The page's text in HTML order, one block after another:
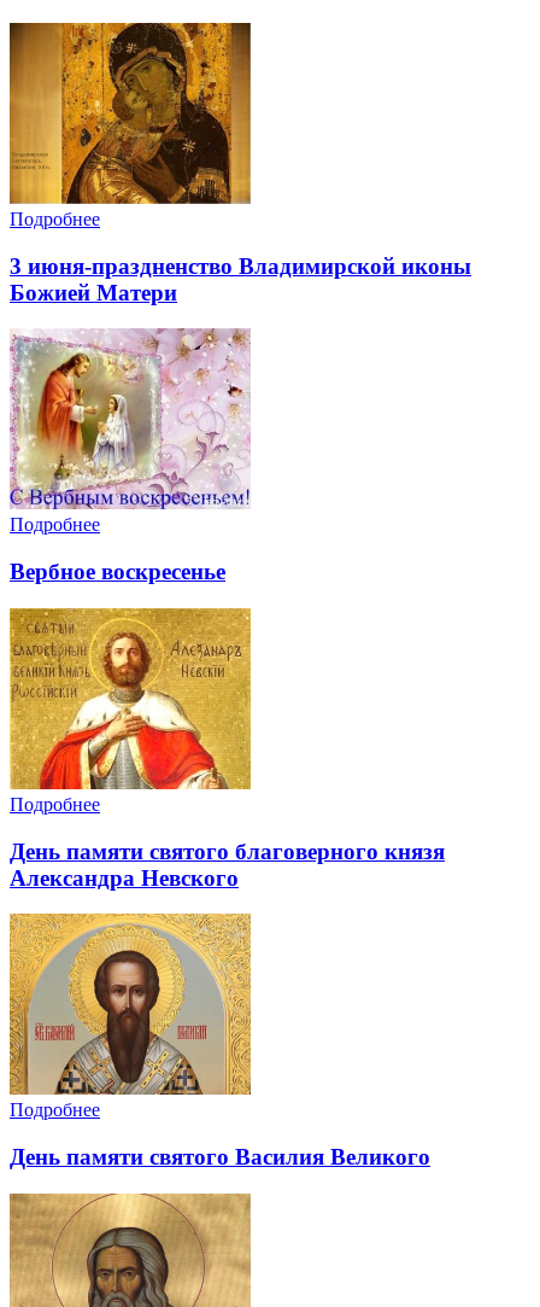
Подробнее
3 июня-праздненство Владимирской иконы
Божией Матери
Подробнее
Вербное воскресенье
Подробнее
День памяти святого благоверного князя
Александра Невского
Подробнее
День памяти святого Василия Великого